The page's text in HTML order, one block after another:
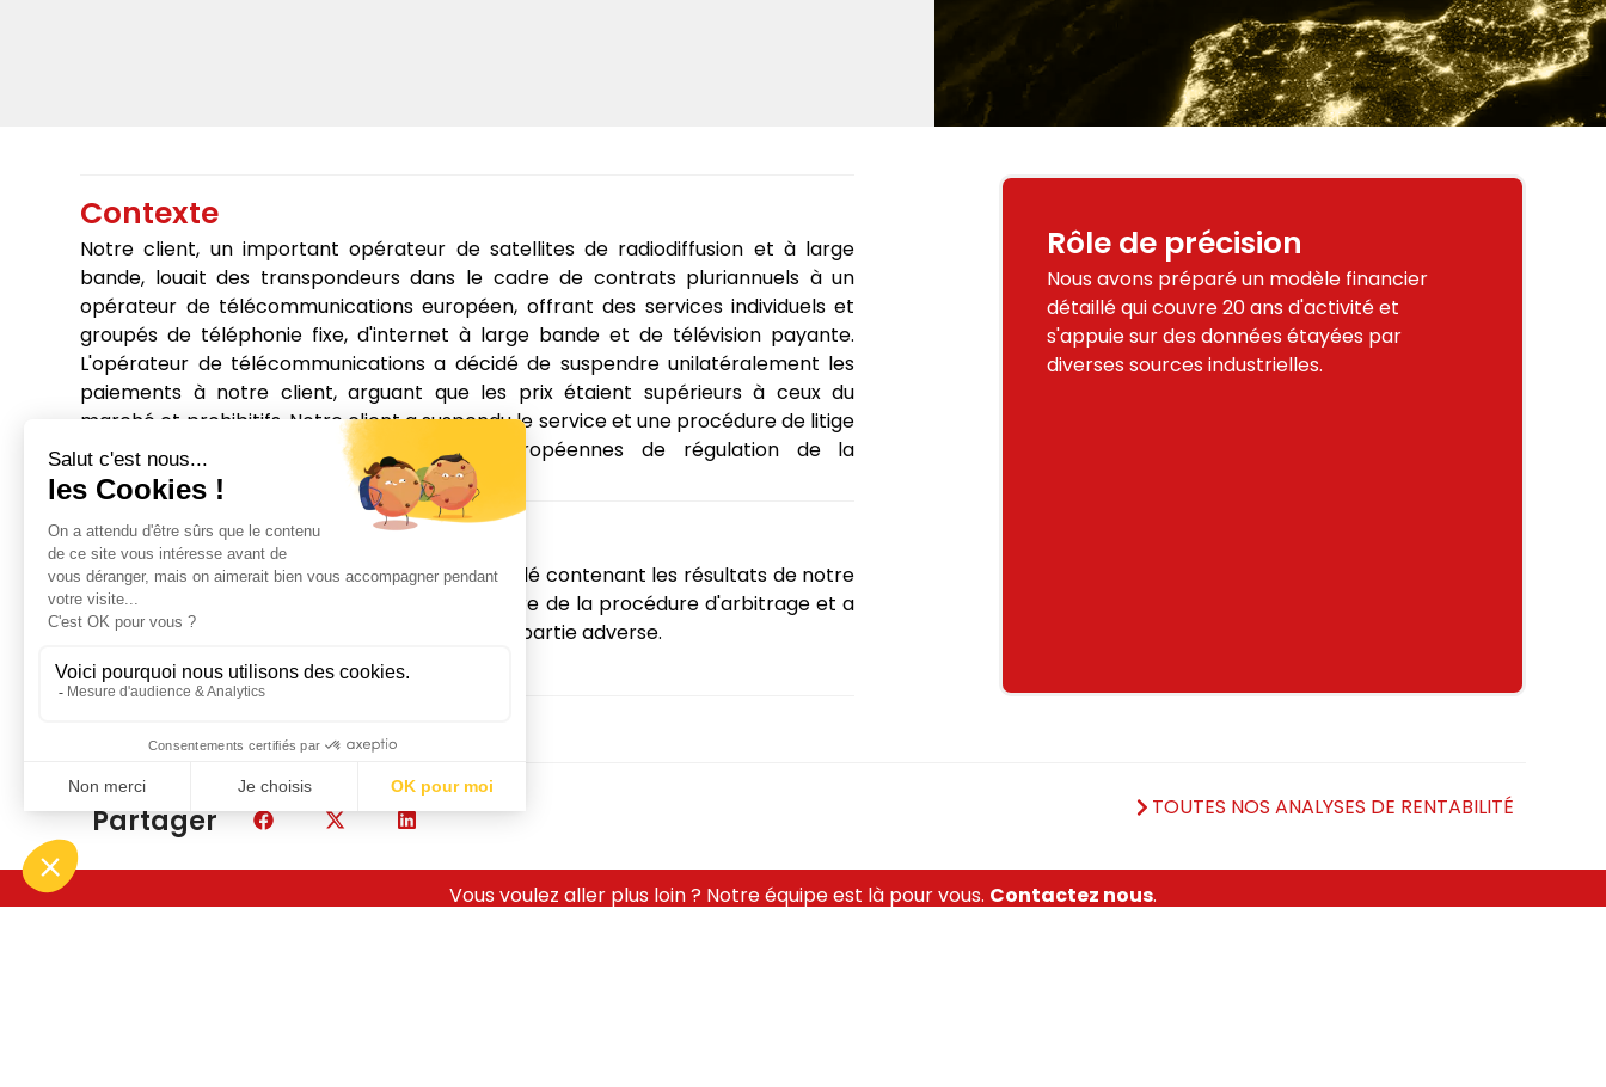
Contexte
Notre client, un important opérateur de satellites de radiodiffusion et à large
bande, louait des transpondeurs dans le cadre de contrats pluriannuels à un
opérateur de télécommunications européen, offrant des services individuels et
groupés de téléphonie fixe, d'internet à large bande et de télévision payante.
L'opérateur de télécommunications a décidé de suspendre unilatéralement les
paiements à notre client, arguant que les prix étaient supérieurs à ceux du
marché et prohibitifs. Notre client a suspendu le service et une procédure de litige
a été engagée devant les instances européennes de régulation de la
concurrence.
Principaux enseignements
Nous avons préparé un rapport d'expert détaillé contenant les résultats de notre
modèle. Ce rapport a été déposé dans le cadre de la procédure d'arbitrage et a
permis de défendre avec succès l'expert de la partie adverse.
Rôle de précision
Nous avons préparé un modèle financier
détaillé qui couvre 20 ans d'activité et
s'appuie sur des données étayées par
diverses sources industrielles.
Partager TOUTES NOS ANALYSES DE RENTABILITÉ
Vous voulez aller plus loin ? Notre équipe est là pour vous. Contactez nous.